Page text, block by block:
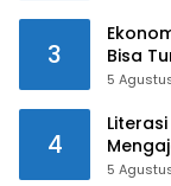
3
Bisa
5
4
5